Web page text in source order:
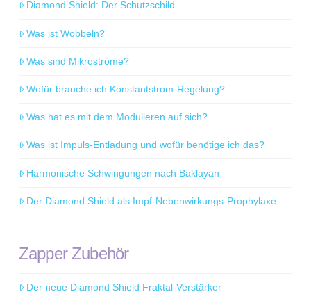
Diamond Shield: Der Schutzschild
Was ist Wobbeln?
Was sind Mikroströme?
Wofür brauche ich Konstantstrom-Regelung?
Was hat es mit dem Modulieren auf sich?
Was ist Impuls-Entladung und wofür benötige ich das?
Harmonische Schwingungen nach Baklayan
Der Diamond Shield als Impf-Nebenwirkungs-Prophylaxe
Zapper Zubehör
Der neue Diamond Shield Fraktal-Verstärker